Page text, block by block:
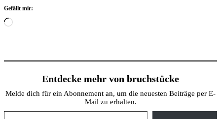
Gefällt mir:
Wird
Entdecke mehr von bruchstücke
Melde dich für ein Abonnement an, um die neuesten Beiträge per E-
Mail zu erhalten.
Gib deine E-Mail-Adresse ein ...